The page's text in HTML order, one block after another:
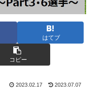
はてブ
コピー
2023.02.17 2023.07.07